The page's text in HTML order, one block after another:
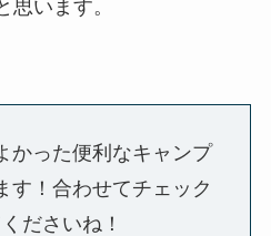
思います。
かった便利なキャンプ
す！合わせてチェック
ださいね！